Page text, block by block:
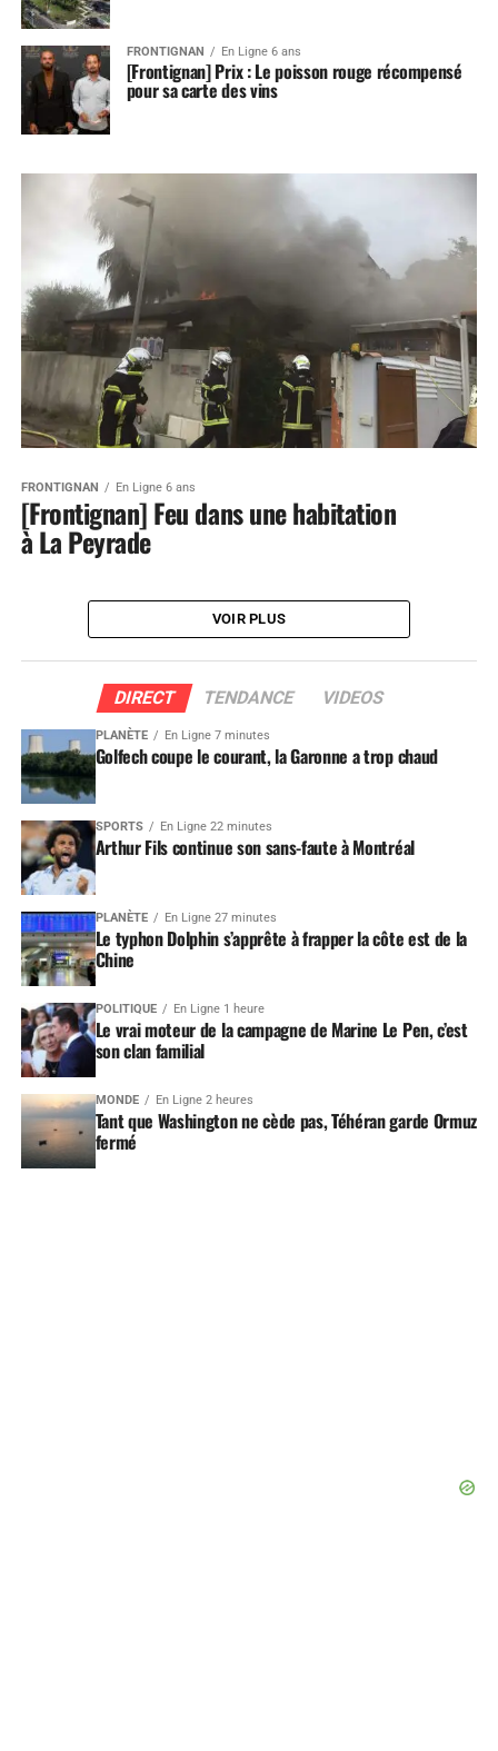
FRONTIGNAN En Ligne 6 ans
[Frontignan] Prix : Le poisson rouge récompensé
pour sa carte des vins
FRONTIGNAN En Ligne 6 ans
[Frontignan] Feu dans une habitation
à La Peyrade
VOIR PLUS
DIRECT TENDANCE VIDEOS
PLANÈTE En Ligne 7 minutes
Golfech coupe le courant, la Garonne a trop chaud
SPORTS En Ligne 22 minutes
Arthur Fils continue son sans-faute à Montréal
PLANÈTE En Ligne 27 minutes
Le typhon Dolphin s’apprête à frapper la côte est de la
Chine
POLITIQUE En Ligne 1 heure
Le vrai moteur de la campagne de Marine Le Pen, c’est
son clan familial
MONDE En Ligne 2 heures
Tant que Washington ne cède pas, Téhéran garde Ormuz
fermé